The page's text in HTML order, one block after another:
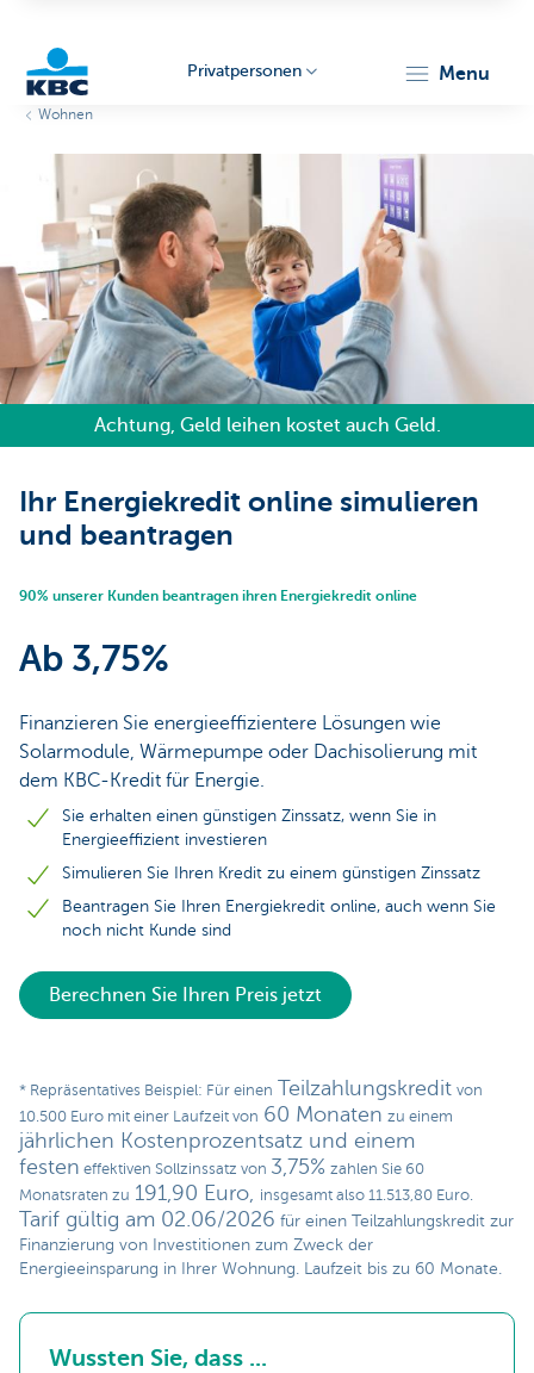
Particulieren
Privatpersonen menu
Wohnen
Achtung, Geld leihen kostet auch Geld.
Ihr Energiekredit online simulieren
und beantragen
90% unserer Kunden beantragen ihren Energiekredit online
Ab 3,75%
Finanzieren Sie energieeffizientere Lösungen wie
Solarmodule, Wärmepumpe oder Dachisolierung mit
dem KBC-Kredit für Energie.
Sie erhalten einen günstigen Zinssatz, wenn Sie in
Energieeffizient investieren
Simulieren Sie Ihren Kredit zu einem günstigen Zinssatz
Beantragen Sie Ihren Energiekredit online, auch wenn Sie
noch nicht Kunde sind
Berechnen Sie Ihren Preis jetzt
* Repräsentatives Beispiel: Für einen Teilzahlungskredit von
10.500 Euro mit einer Laufzeit von 60 Monaten zu einem
jährlichen Kostenprozentsatz und einem
festen effektiven Sollzinssatz von 3,75% zahlen Sie 60
Monatsraten zu 191,90 Euro, insgesamt also 11.513,80 Euro.
Tarif gültig am 02.06/2026 für einen Teilzahlungskredit zur
Finanzierung von Investitionen zum Zweck der
Energieeinsparung in Ihrer Wohnung. Laufzeit bis zu 60 Monate.
Wussten Sie, dass ...